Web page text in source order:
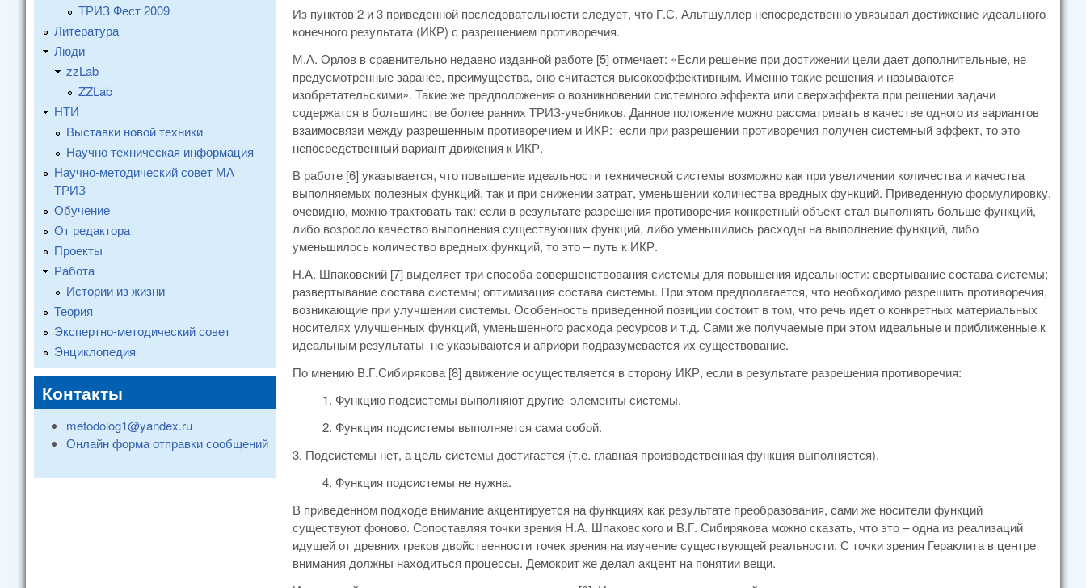
Из пунктов 2 и 3 приведенной последовательности следует, что Г.С. Альтшуллер непосредственно увязывал достижение идеального
конечного результата (ИКР) с разрешением противоречия.
М.А. Орлов в сравнительно недавно изданной работе [5] отмечает: «Если решение при достижении цели дает дополнительные, не
предусмотренные заранее, преимущества, оно считается высокоэффективным. Именно такие решения и называются
изобретательскими». Такие же предположения о возникновении системного эффекта или сверхэффекта при решении задачи
содержатся в большинстве более ранних ТРИЗ-учебников. Данное положение можно рассматривать в качестве одного из вариантов
взаимосвязи между разрешенным противоречием и ИКР: если при разрешении противоречия получен системный эффект, то это
непосредственный вариант движения к ИКР.
В работе [6] указывается, что повышение идеальности технической системы возможно как при увеличении количества и качества
выполняемых полезных функций, так и при снижении затрат, уменьшении количества вредных функций. Приведенную формулировку,
очевидно, можно трактовать так: если в результате разрешения противоречия конкретный объект стал выполнять больше функций,
либо возросло качество выполнения существующих функций, либо уменьшились расходы на выполнение функций, либо
уменьшилось количество вредных функций, то это – путь к ИКР.
Н.А. Шпаковский [7] выделяет три способа совершенствования системы для повышения идеальности: свертывание состава системы;
развертывание состава системы; оптимизация состава системы. При этом предполагается, что необходимо разрешить противоречия,
возникающие при улучшении системы. Особенность приведенной позиции состоит в том, что речь идет о конкретных материальных
носителях улучшенных функций, уменьшенного расхода ресурсов и т.д. Сами же получаемые при этом идеальные и приближенные к
идеальным результаты не указываются и априори подразумевается их существование.
По мнению В.Г.Сибирякова [8] движение осуществляется в сторону ИКР, если в результате разрешения противоречия:
1. Функцию подсистемы выполняют другие элементы системы.
2. Функция подсистемы выполняется сама собой.
3. Подсистемы нет, а цель системы достигается (т.е. главная про­изводственная функция выполняется).
4. Функция подсистемы не нужна.
В приведенном подходе внимание акцентируется на функциях как результате преобразования, сами же носители функций
существуют фоново. Сопоставляя точки зрения Н.А. Шпаковского и В.Г. Сибирякова можно сказать, что это – одна из реализаций
идущей от древних греков двойственности точек зрения на изучение существующей реальности. С точки зрения Гераклита в центре
внимания должны находиться процессы. Демокрит же делал акцент на понятии вещи.
ТРИЗ Фест 2009
Литература
Люди
zzLab
ZZLab
НТИ
Выставки новой техники
Научно техническая информация
Научно-методический совет МА
ТРИЗ
Обучение
От редактора
Проекты
Работа
Истории из жизни
Теория
Экспертно-методический совет
Энциклопедия
Контакты
metodolog1@yandex.ru
Онлайн форма отправки сообщений